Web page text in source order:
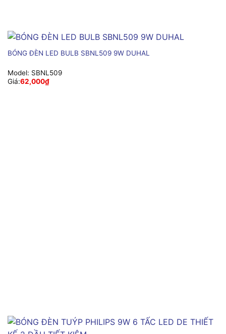
BÓNG ĐÈN LED BULB SBNL509 9W DUHAL
Model: SBNL509
Giá:62,000₫